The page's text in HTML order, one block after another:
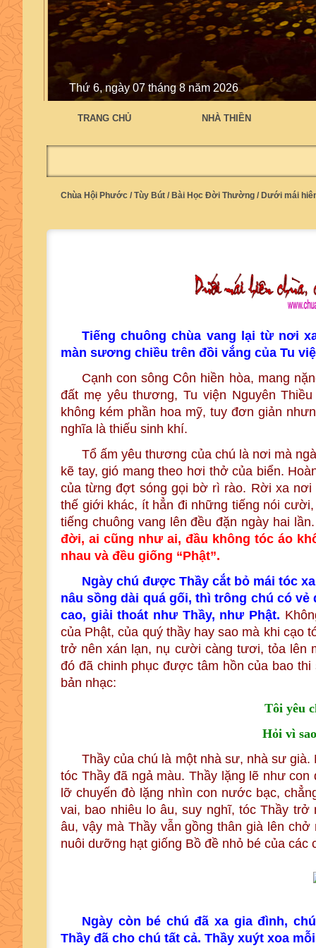
Thứ 6, ngày 07 tháng 8 năm 2026
TRANG CHỦ NHÀ THIỀN
Chùa Hội Phước / Tùy Bút / Bài Học Đời Thường / Dưới mái
Tiếng chuông chùa vang lại từ nơi
màn sương chiều trên đồi vắng của Tu
Cạnh con sông Côn hiền hòa, mang
đất mẹ yêu thương, Tu viện Nguyên
không kém phần hoa mỹ, tuy đơn giản
nghĩa là thiếu sinh khí.
Tổ ấm yêu thương của chú là nơi mà
kẽ tay, gió mang theo hơi thở của biển.
của từng đợt sóng gọi bờ rì rào. Rời xa
thế giới khác, ít hẳn đi những tiếng nói
tiếng chuông vang lên đều đặn ngày hai
đời, ai cũng như ai, đầu không tóc áo
nhau và đều giống “Phật”.
Ngày chú được Thầy cắt bỏ mái tóc
nâu sồng dài quá gối, thì trông chú có
cao, giải thoát như Thầy, như Phật.
của Phật, của quý thầy hay sao mà khi cạo
trở nên xán lạn, nụ cười càng tươi, tỏa lên
đó đã chinh phục được tâm hồn của bao
bản nhạc:
Tôi yêu
Hỏi vì
Thầy của chú là một nhà sư, nhà sư già.
tóc Thầy đã ngả màu. Thầy lặng lẽ như
lỡ chuyến đò lặng nhìn con nước bạc,
vai, bao nhiêu lo âu, suy nghĩ, tóc Thầy
âu, vậy mà Thầy vẫn gồng thân già lên
nuôi dưỡng hạt giống Bồ đề nhỏ bé của
Ngày còn bé chú đã xa gia đình,
Thầy đã cho chú tất cả. Thầy xuýt xoa